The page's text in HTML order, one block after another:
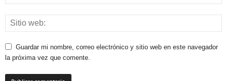
Guardar mi nombre, correo electrónico y sitio web en este navegador
la próxima vez que comente.